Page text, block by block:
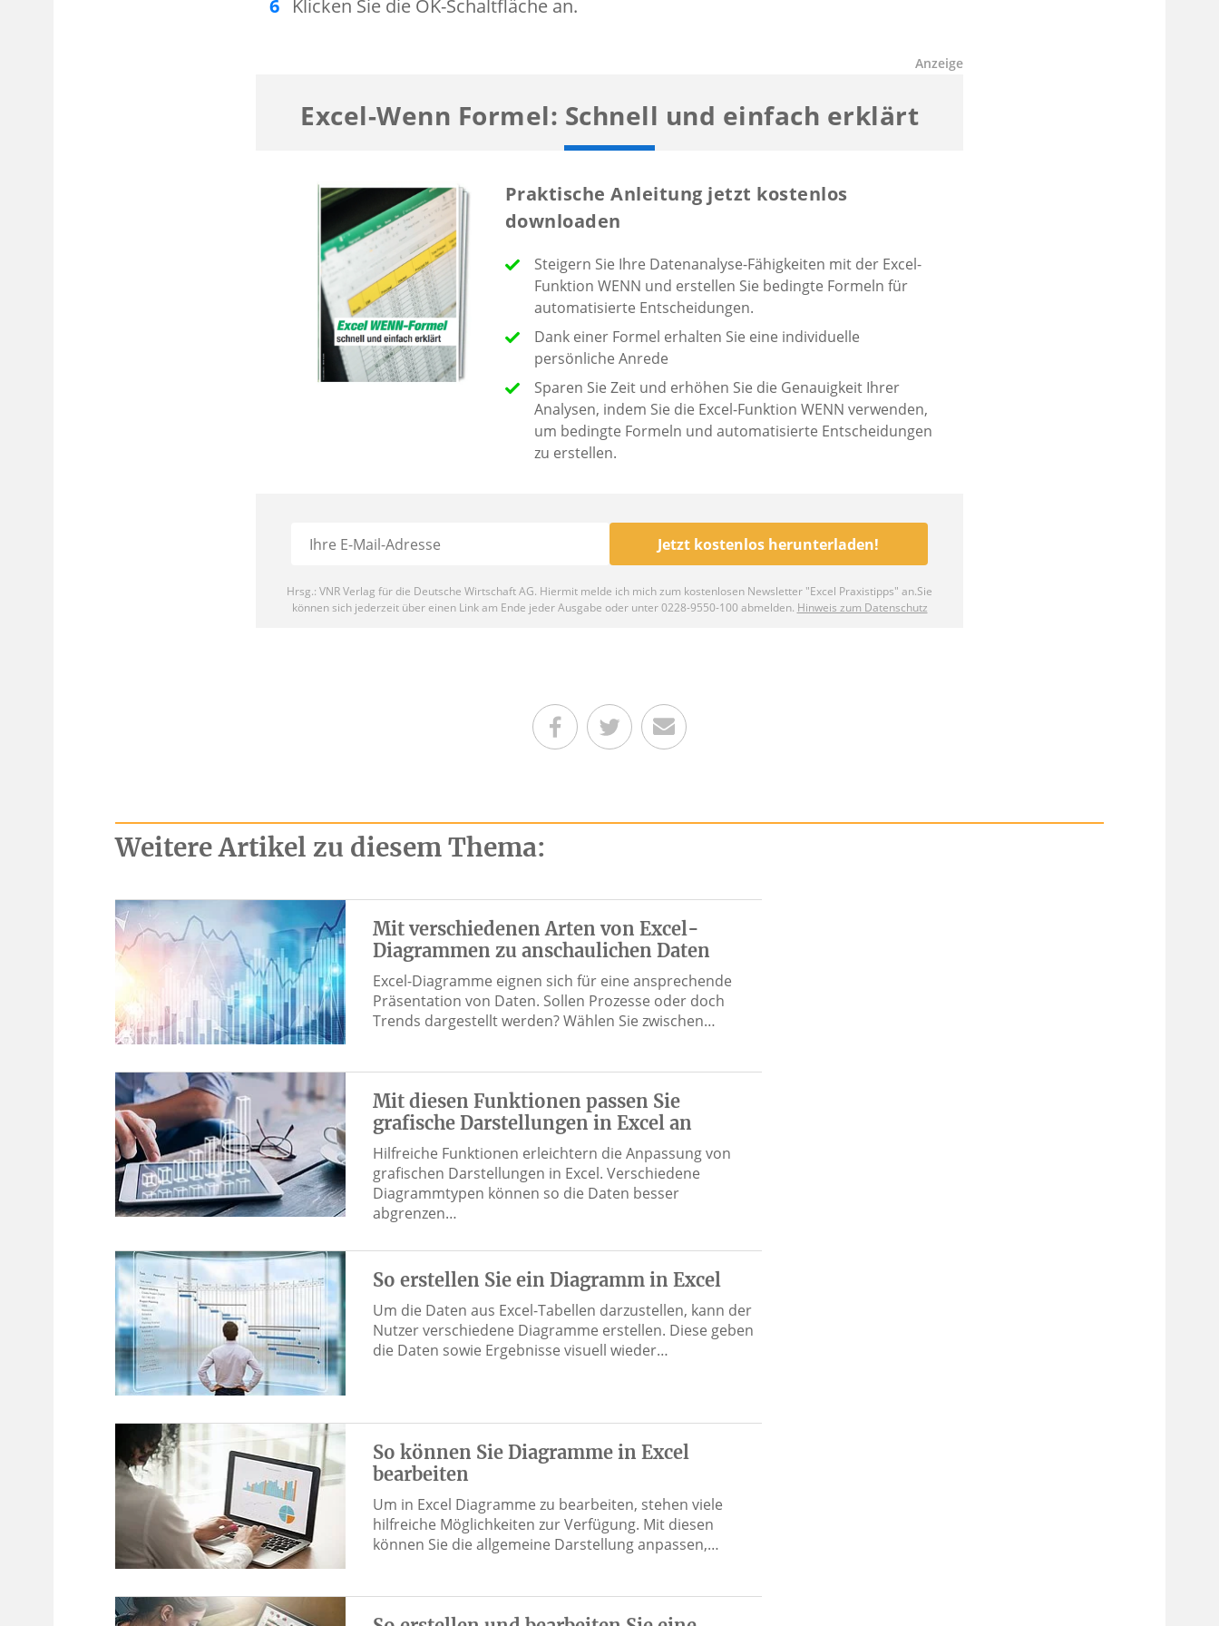
Klicken Sie die OK-Schaltfläche an.
Teilen auf Facebook
Teilen auf Twitter
Per E-Mail senden
Weitere Artikel zu diesem Thema:
Mit verschiedenen Arten von Excel-
Diagrammen zu anschaulichen Daten
Excel-Diagramme eignen sich für eine ansprechende
Präsentation von Daten. Sollen Prozesse oder doch
Trends dargestellt werden? Wählen Sie zwischen…
Mit diesen Funktionen passen Sie
grafische Darstellungen in Excel an
Hilfreiche Funktionen erleichtern die Anpassung von
grafischen Darstellungen in Excel. Verschiedene
Diagrammtypen können so die Daten besser
abgrenzen…
So erstellen Sie ein Diagramm in Excel
Um die Daten aus Excel-Tabellen darzustellen, kann der
Nutzer verschiedene Diagramme erstellen. Diese geben
die Daten sowie Ergebnisse visuell wieder…
So können Sie Diagramme in Excel
bearbeiten
Um in Excel Diagramme zu bearbeiten, stehen viele
hilfreiche Möglichkeiten zur Verfügung. Mit diesen
können Sie die allgemeine Darstellung anpassen,…